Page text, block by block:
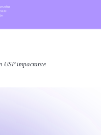
USP impactante